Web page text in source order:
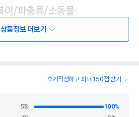
상품정보 더보기
후기작성하고 최대 150점 받기
5점 100%